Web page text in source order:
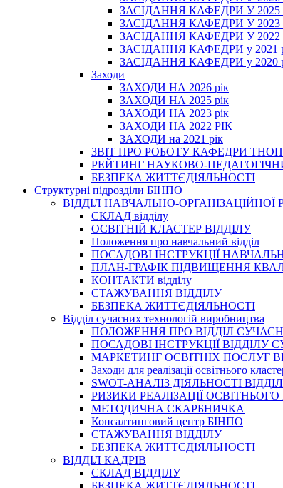
ЗАСІДАННЯ КАФЕДРИ У 2025
ЗАСІДАННЯ КАФЕДРИ У 2023
ЗАСІДАННЯ КАФЕДРИ У 2022
ЗАСІДАННЯ КАФЕДРИ у 2021
ЗАСІДАННЯ КАФЕДРИ у 2020
Заходи
ЗАХОДИ НА 2026 рік
ЗАХОДИ НА 2025 рік
ЗАХОДИ НА 2023 рік
ЗАХОДИ НА 2022 РІК
ЗАХОДИ на 2021 рік
3BIT ПРО РОБОТУ КАФЕДРИ ТНОП
РЕЙТИНГ НАУКОВО-
БЕЗПЕКА ЖИТТЄДІЯЛЬНОСТІ
Структурні підрозділи БІНПО
ВІДДІЛ НАВЧАЛЬНО-ОРГАНІЗАЦІЙНОЇ
СКЛАД відділу
ОСВІТНІЙ КЛАСТЕР ВІДДІЛУ
Положення про навчальний вiддiл
ПОСАДОВІ ІНСТРУКЦІЇ
ПЛАН-ГРАФІК ПІДВИЩЕННЯ
КОНТАКТИ відділу
СТАЖУВАННЯ ВІДДІЛУ
БЕЗПЕКА ЖИТТЄДІЯЛЬНОСТІ
Відділ сучасних технологій виробництва
ПОЛОЖЕННЯ ПРО ВІДДІЛ
ПОСАДОВІ ІНСТРУКЦІЇ
МАРКЕТИНГ ОСВІТНІХ ПОСЛУГ
Заходи для реалізації освітнього
SWOT-АНАЛІЗ ДІЯЛЬНОСТІ
РИЗИКИ РЕАЛІЗАЦІЇ
МЕТОДИЧНА СКАРБНИЧКА
Консалтинговий центр БІНПО
СТАЖУВАННЯ ВІДДІЛУ
БЕЗПЕКА ЖИТТЄДІЯЛЬНОСТІ
ВІДДІЛ КАДРІВ
СКЛАД ВІДДІЛУ
БЕЗПЕКА ЖИТТЄДІЯЛЬНОСТІ